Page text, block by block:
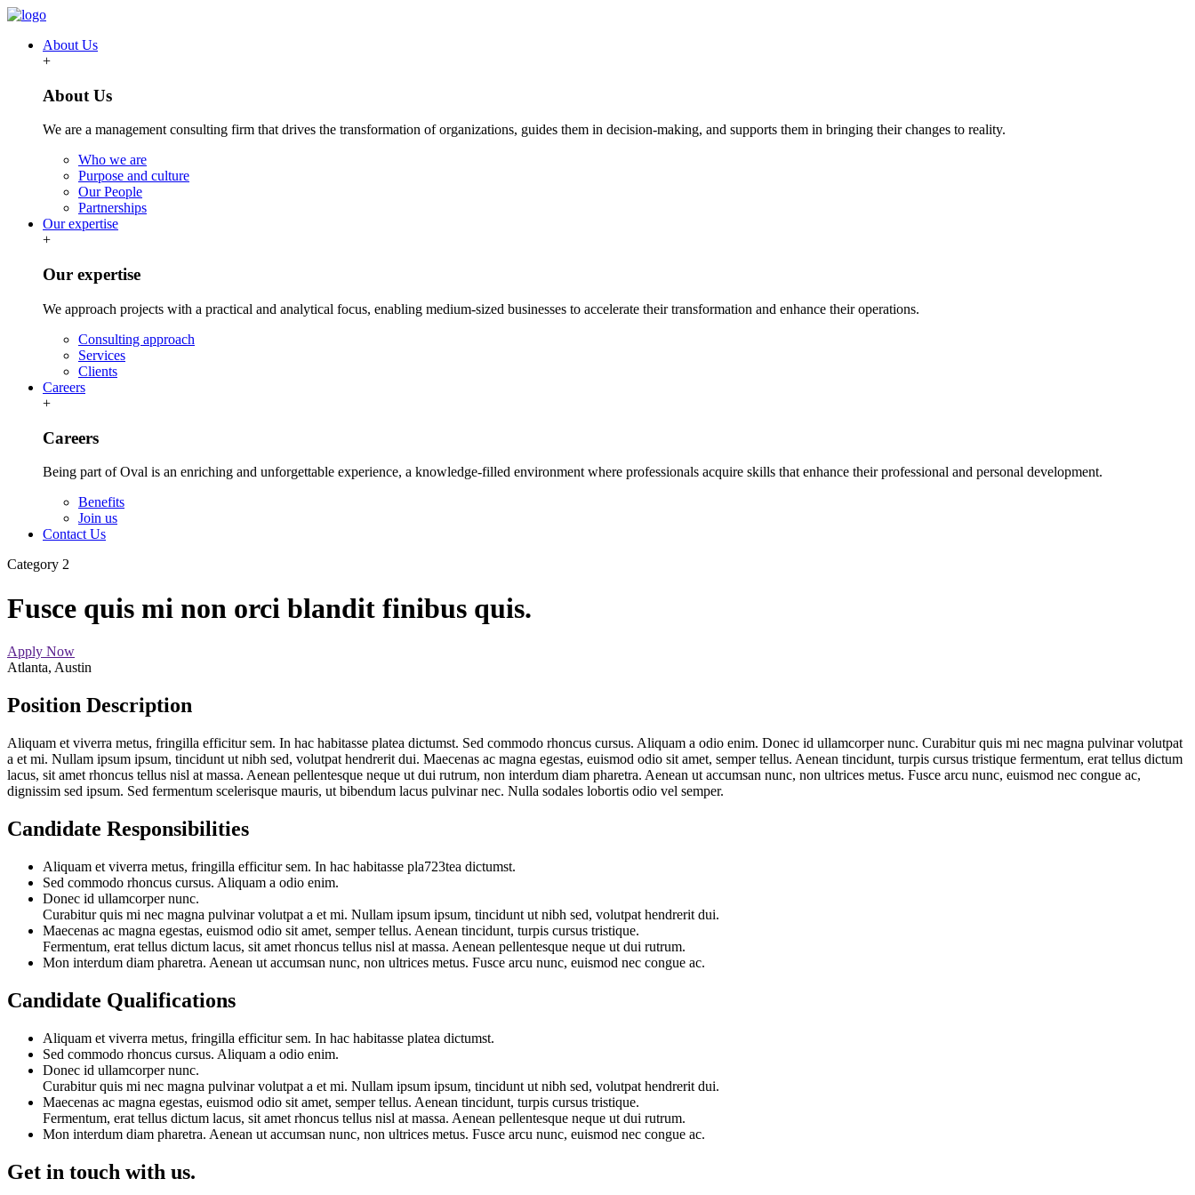
About Us
+
About Us
We are a management consulting firm that drives the transformation of organizations, guides them in decision-making, and supports them in bringing their changes to reality.
Who we are
Purpose and culture
Our People
Partnerships
Our expertise
+
Our expertise
We approach projects with a practical and analytical focus, enabling medium-sized businesses to accelerate their transformation and enhance their operations.
Consulting approach
Services
Clients
Careers
+
Careers
Being part of Oval is an enriching and unforgettable experience, a knowledge-filled environment where professionals acquire skills that enhance their professional and personal development.
Benefits
Join us
Contact Us
Category 2
Fusce quis mi non orci blandit finibus quis.
Apply Now
Atlanta, Austin
Position Description
Aliquam et viverra metus, fringilla efficitur sem. In hac habitasse platea dictumst. Sed commodo rhoncus cursus. Aliquam a odio enim. Donec id ullamcorper nunc. Curabitur quis mi nec magna pulvinar volutpat
a et mi. Nullam ipsum ipsum, tincidunt ut nibh sed, volutpat hendrerit dui. Maecenas ac magna egestas, euismod odio sit amet, semper tellus. Aenean tincidunt, turpis cursus tristique fermentum, erat tellus dictum
lacus, sit amet rhoncus tellus nisl at massa. Aenean pellentesque neque ut dui rutrum, non interdum diam pharetra. Aenean ut accumsan nunc, non ultrices metus. Fusce arcu nunc, euismod nec congue ac,
dignissim sed ipsum. Sed fermentum scelerisque mauris, ut bibendum lacus pulvinar nec. Nulla sodales lobortis odio vel semper.
Candidate Responsibilities
Aliquam et viverra metus, fringilla efficitur sem. In hac habitasse pla723tea dictumst.
Sed commodo rhoncus cursus. Aliquam a odio enim.
Donec id ullamcorper nunc.
Curabitur quis mi nec magna pulvinar volutpat a et mi. Nullam ipsum ipsum, tincidunt ut nibh sed, volutpat hendrerit dui.
Maecenas ac magna egestas, euismod odio sit amet, semper tellus. Aenean tincidunt, turpis cursus tristique.
Fermentum, erat tellus dictum lacus, sit amet rhoncus tellus nisl at massa. Aenean pellentesque neque ut dui rutrum.
Mon interdum diam pharetra. Aenean ut accumsan nunc, non ultrices metus. Fusce arcu nunc, euismod nec congue ac.
Candidate Qualifications
Aliquam et viverra metus, fringilla efficitur sem. In hac habitasse platea dictumst.
Sed commodo rhoncus cursus. Aliquam a odio enim.
Donec id ullamcorper nunc.
Curabitur quis mi nec magna pulvinar volutpat a et mi. Nullam ipsum ipsum, tincidunt ut nibh sed, volutpat hendrerit dui.
Maecenas ac magna egestas, euismod odio sit amet, semper tellus. Aenean tincidunt, turpis cursus tristique.
Fermentum, erat tellus dictum lacus, sit amet rhoncus tellus nisl at massa. Aenean pellentesque neque ut dui rutrum.
Mon interdum diam pharetra. Aenean ut accumsan nunc, non ultrices metus. Fusce arcu nunc, euismod nec congue ac.
Get in touch with us.